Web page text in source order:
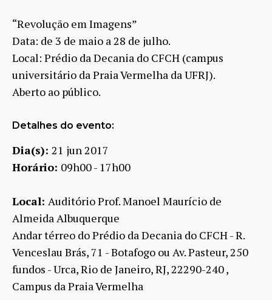
“Revolução em Imagens”
Data: de 3 de maio a 28 de julho.
Local: Prédio da Decania do CFCH (campus
universitário da Praia Vermelha da UFRJ).
Aberto ao público.
Detalhes do evento:
Dia(s): 21 jun 2017
Horário: 09h00 - 17h00
Local: Auditório Prof. Manoel Maurício de
Almeida Albuquerque
Andar térreo do Prédio da Decania do CFCH - R.
Venceslau Brás, 71 - Botafogo ou Av. Pasteur, 250
fundos - Urca, Rio de Janeiro, RJ, 22290-240 ,
Campus da Praia Vermelha